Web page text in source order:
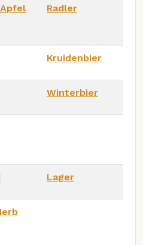
Radler
Kruidenbier
Winterbier
Lager